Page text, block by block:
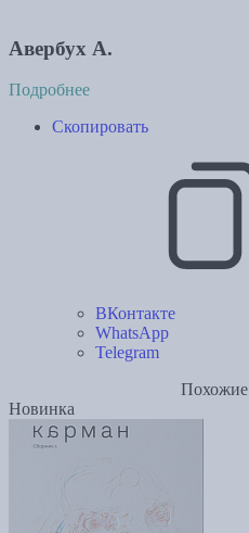
Авербух А.
Подробнее
Скопировать
ВКонтакте
WhatsApp
Telegram
Похожие
Новинка